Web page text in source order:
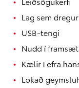
Lag sem
USB-tengi
Nudd í
Kælir í efra
Lokað